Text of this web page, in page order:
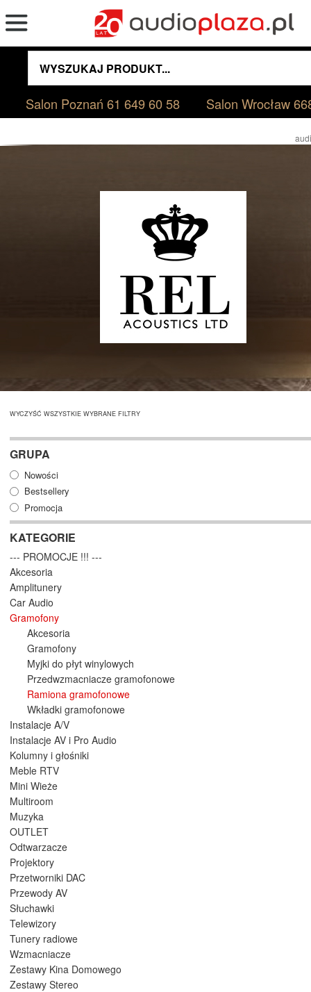
Salon Poznań61 649 60 58 Salon Wrocław
WYCZYŚĆ WSZYSTKIE WYBRANE FILTRY
GRUPA
Nowości
Bestsellery
Promocja
KATEGORIE
--- PROMOCJE !!! ---
Akcesoria
Amplitunery
Car Audio
Gramofony
Akcesoria
Gramofony
Myjki do płyt winylowych
Przedwzmacniacze gramofonowe
Ramiona gramofonowe
Wkładki gramofonowe
Instalacje A/V
Instalacje AV i Pro Audio
Kolumny i głośniki
Meble RTV
Mini Wieże
Multiroom
Muzyka
OUTLET
Odtwarzacze
Projektory
Przetworniki DAC
Przewody AV
Słuchawki
Telewizory
Tunery radiowe
Wzmacniacze
Zestawy Kina Domowego
Zestawy Stereo